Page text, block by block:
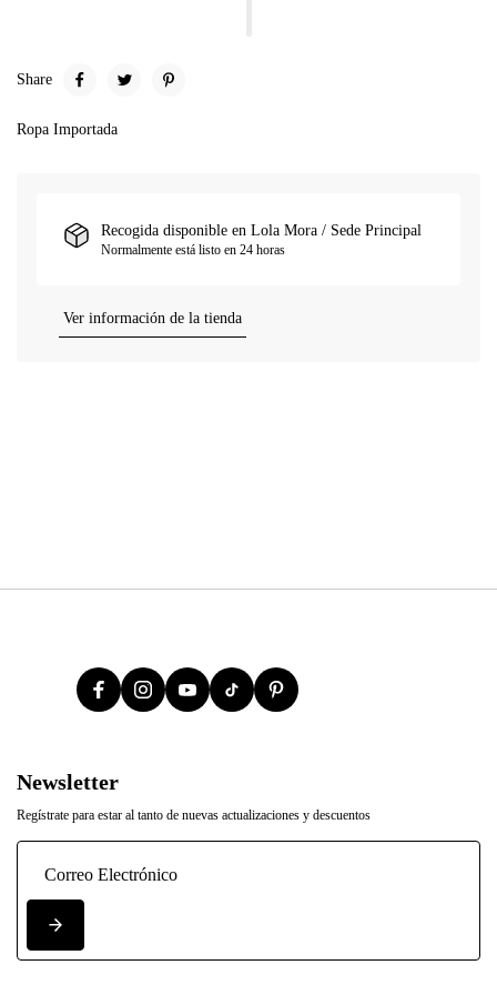
Share
Ropa Importada
Recogida disponible en Lola Mora / Sede Principal
Normalmente está listo en 24 horas
Ver información de la tienda
Newsletter
Regístrate para estar al tanto de nuevas actualizaciones y descuentos